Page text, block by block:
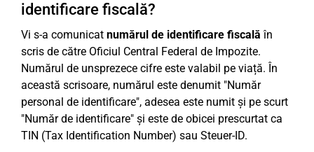
identificare fiscală?
Vi s-a comunicat numărul de identificare fiscală în
scris de către Oficiul Central Federal de Impozite.
Numărul de unsprezece cifre este valabil pe viață. În
această scrisoare, numărul este denumit "Număr
personal de identificare", adesea este numit și pe scurt
"Număr de identificare" și este de obicei prescurtat ca
TIN (Tax Identification Number) sau Steuer-ID.